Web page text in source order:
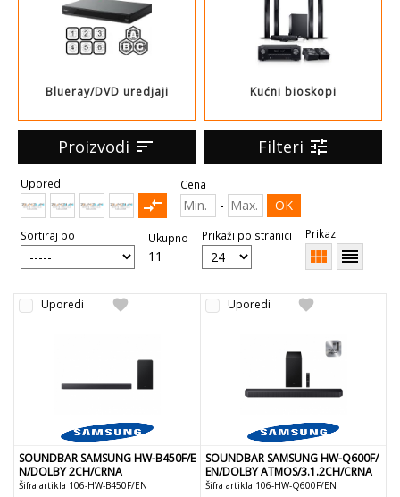
Blueray/DVD uredjaji Kućni bioskopi
Proizvodi sort Filteri tune
Uporedi
compare_arrows
Cena
- OK
Sortiraj po Ukupno
11
Prikaži po stranici Prikaz
view_module reorder
favorite
Uporedi
SOUNDBAR SAMSUNG HW-B450F/E
N/DOLBY 2CH/CRNA
Šifra artikla 106-HW-B450F/EN
favorite
Uporedi
SOUNDBAR SAMSUNG HW-Q600F/
EN/DOLBY ATMOS/3.1.2CH/CRNA
Šifra artikla 106-HW-Q600F/EN